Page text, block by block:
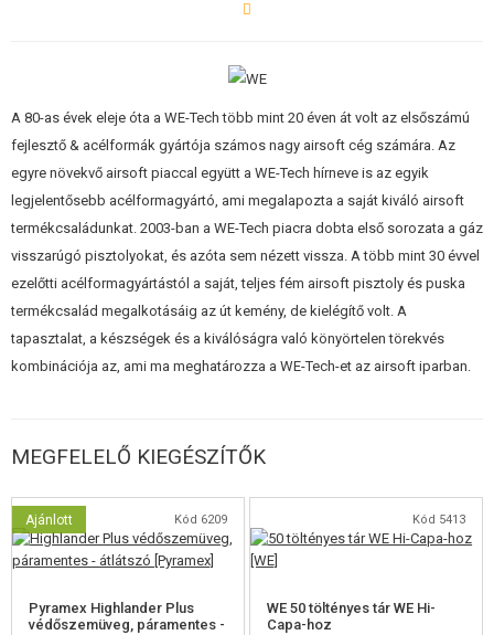
reálným pohybem závěru. Při každém výstřelu závěr cyklicky "kopne"
A 80-as évek eleje óta a WE-Tech több mint 20 éven át volt az elsőszámú
fejlesztő & acélformák gyártója számos nagy airsoft cég számára. Az
egyre növekvő airsoft piaccal együtt a WE-Tech hírneve is az egyik
legjelentősebb acélformagyártó, ami megalapozta a saját kiváló airsoft
termékcsaládunkat. 2003-ban a WE-Tech piacra dobta első sorozata a gáz
visszarúgó pisztolyokat, és azóta sem nézett vissza. A több mint 30 évvel
ezelőtti acélformagyártástól a saját, teljes fém airsoft pisztoly és puska
termékcsalád megalkotásáig az út kemény, de kielégítő volt. A
tapasztalat, a készségek és a kiválóságra való könyörtelen törekvés
kombinációja az, ami ma meghatározza a WE-Tech-et az airsoft iparban.
MEGFELELŐ KIEGÉSZÍTŐK
Ajánlott Kód 6209
Pyramex Highlander Plus
védőszemüveg, páramentes -
Kód 5413
WE 50 töltényes tár WE Hi-
Capa-hoz